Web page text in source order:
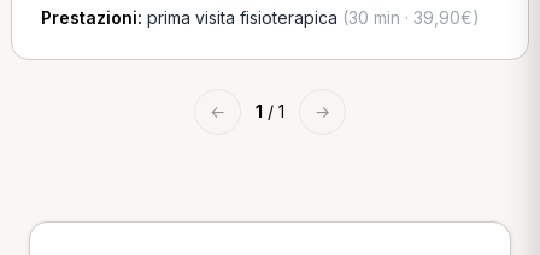
Prestazioni: prima visita fisioterapica (30 min · 39,90€)
← 1 / 1 →